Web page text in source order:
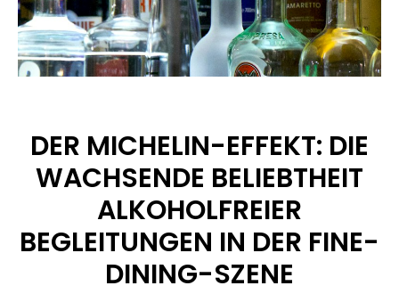
DER MICHELIN-EFFEKT: DIE
WACHSENDE BELIEBTHEIT
ALKOHOLFREIER
BEGLEITUNGEN IN DER FINE-
DINING-SZENE